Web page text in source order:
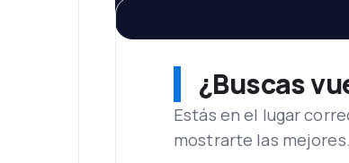
¿Buscas
Estás en el lugar
mostrarte las